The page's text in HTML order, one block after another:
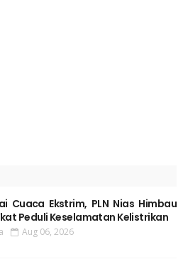
Cuaca Ekstrim, PLN Nias Himbau
Peduli Keselamatan Kelistrikan
Aug 06, 2026